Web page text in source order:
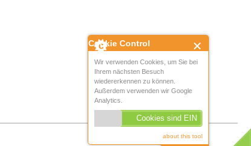
Cookie Control
Wir verwenden Cookies, um Sie bei
Ihrem nächsten Besuch
wiedererkennen zu können.
Außerdem verwenden wir Google
Analytics.
Cookies sind EIN
about this tool